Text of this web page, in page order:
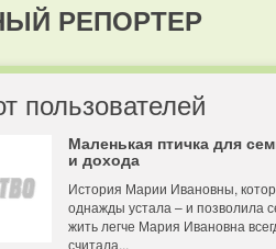
РЕПОРТЕР
пользователей
Маленькая птичка для
и дохода
История Марии Ивановны,
однажды устала – и позволила
жить легче Мария Ивановна
считала...